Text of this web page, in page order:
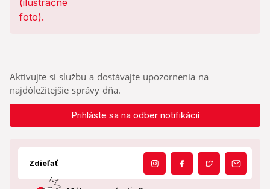
Aktivujte si službu a dostávajte upozornenia na
najdôležitejšie správy dňa.
Prihláste sa na odber notifikácií
Zdieľať